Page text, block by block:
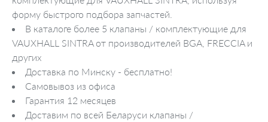
форму быстрого подбора запчастей.
В каталоге более 5 клапаны / комплектующие для
VAUXHALL SINTRA от производителей BGA, FRECCIA и
других
Доставка по Минску - бесплатно!
Самовывоз из офиса
Гарантия 12 месяцев
Доставим по всей Беларуси клапаны /